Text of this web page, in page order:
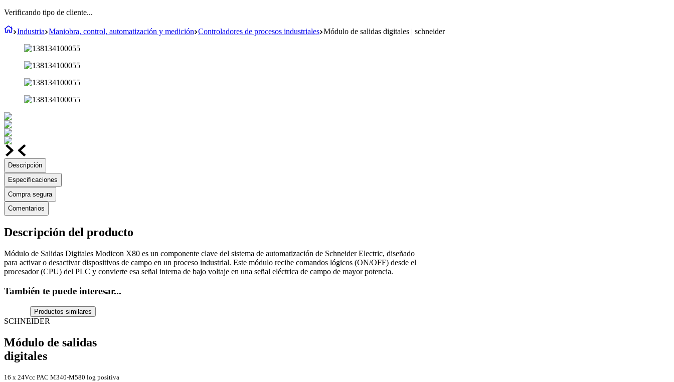
Verificando tipo de cliente...
Industria Maniobra, control, automatización y medición Controladores de procesos industriales Módulo de salidas digitales | schneider
Descripción
Especificaciones
Compra segura
Comentarios
Descripción del producto
Módulo de Salidas Digitales Modicon X80 es un componente clave del sistema de automatización de Schneider Electric, diseñado
para activar o desactivar dispositivos de campo en un proceso industrial. Este módulo recibe comandos lógicos (ON/OFF) desde el
procesador (CPU) del PLC y convierte esa señal interna de bajo voltaje en una señal eléctrica de campo de mayor potencia.
También te puede interesar...
Productos similares
SCHNEIDER
Módulo de salidas
digitales
16 x 24Vcc PAC M340-M580 log positiva